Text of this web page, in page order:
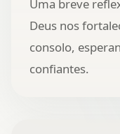
Uma breve
Deus nos
consolo,
confiantes.